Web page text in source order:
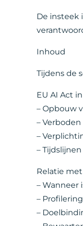
De insteek
Inhoud
Tijdens de
EU AI Act
– Opbouw
–
–
–
Relatie met
– Wanneer
–
–